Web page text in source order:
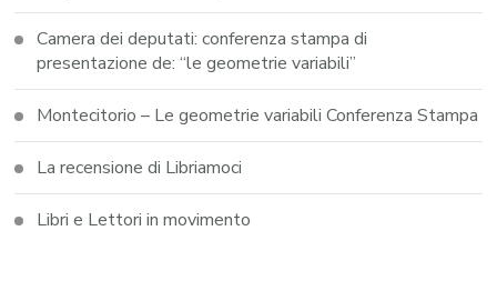
Camera dei deputati: conferenza stampa di
presentazione de: “le geometrie variabili”
Montecitorio – Le geometrie variabili Conferenza Stampa
La recensione di Libriamoci
Libri e Lettori in movimento